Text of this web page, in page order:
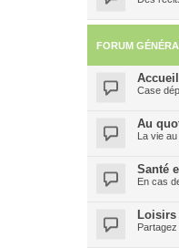
FORUM
Case
Au
La vie
Santé
En cas
Loisirs